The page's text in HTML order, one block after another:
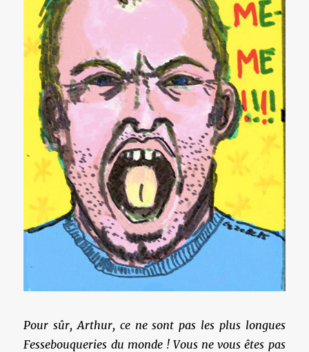
Pour sûr, Arthur, ce ne sont pas les plus longues
Fessebouqueries du monde ! Vous ne vous êtes pas